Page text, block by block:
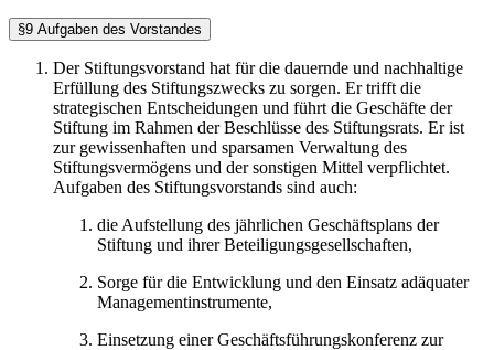
§9 Aufgaben des Vorstandes
Der Stiftungsvorstand hat für die dauernde und nachhaltige
Erfüllung des Stiftungszwecks zu sorgen. Er trifft die
strategischen Entscheidungen und führt die Geschäfte der
Stiftung im Rahmen der Beschlüsse des Stiftungsrats. Er ist
zur gewissenhaften und sparsamen Verwaltung des
Stiftungsvermögens und der sonstigen Mittel verpflichtet.
Aufgaben des Stiftungsvorstands sind auch:
die Aufstellung des jährlichen Geschäftsplans der
Stiftung und ihrer Beteiligungsgesellschaften,
Sorge für die Entwicklung und den Einsatz adäquater
Managementinstrumente,
Einsetzung einer Geschäftsführungskonferenz zur